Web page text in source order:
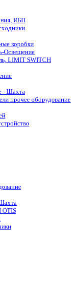
ИБП
коробки
Освещение
LIMIT SWITCH
- Шахта
прочее оборудование
OTIS